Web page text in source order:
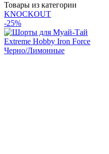
Товары из категории
KNOCKOUT
-25%